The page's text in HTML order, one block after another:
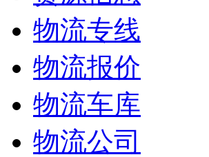
物流专线
物流报价
物流车库
物流公司